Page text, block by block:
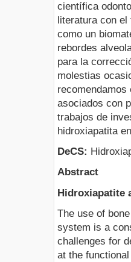
científica
literatura con el
como un
rebordes
para la
molestias
asociados con
trabajos de
hidroxiapatita
DeCS:
Abstract
Hidroxiapatite
The use of
system is a
challenges for
at the